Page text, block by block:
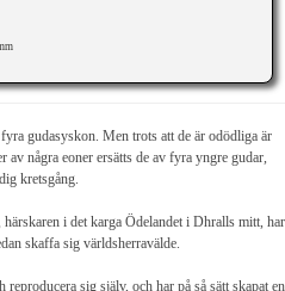
gudasyskon. Men trots att de är odödliga är
några eoner ersätts de av fyra yngre gudar,
kretsgång.
i det karga Ödelandet i Dhralls mitt, har
skaffa sig världsherravälde.
sig själv, och har på så sätt skapat en